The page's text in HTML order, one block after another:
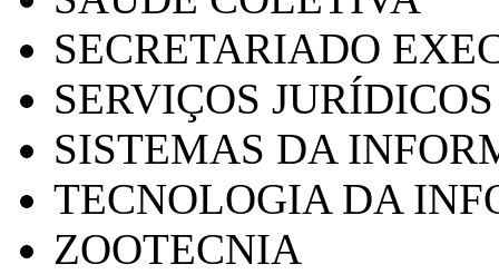
SECRETARIADO
SERVIÇOS
SISTEMAS DA
TECNOLOGIA DA
ZOOTECNIA